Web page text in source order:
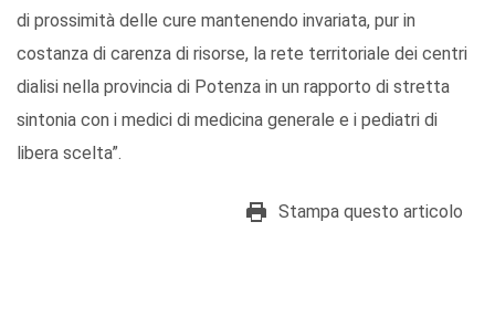
di prossimità delle cure mantenendo invariata, pur in
costanza di carenza di risorse, la rete territoriale dei centri
dialisi nella provincia di Potenza in un rapporto di stretta
sintonia con i medici di medicina generale e i pediatri di
libera scelta”.
Stampa questo articolo